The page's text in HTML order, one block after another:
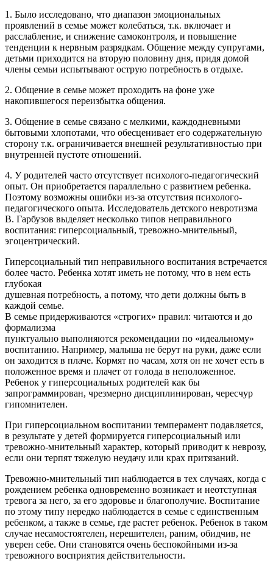
1. Было исследовано, что диапазон эмоциональных
проявлений в семье может колебаться, т.к. включает и
расслабление, и снижение самоконтроля, и повышение
тенденции к нервным разрядкам. Общение между супругами,
детьми приходится на вторую половину дня, придя домой
члены семьи испытывают острую потребность в отдыхе.
2. Общение в семье может проходить на фоне уже
накопившегося переизбытка общения.
3. Общение в семье связано с мелкими, каждодневными
бытовыми хлопотами, что обесценивает его содержательную
сторону т.к. ограничивается внешней результативностью при
внутренней пустоте отношений.
4. У родителей часто отсутствует психолого-педагогический
опыт. Он приобретается параллельно с развитием ребенка.
Поэтому возможны ошибки из-за отсутствия психолого-
педагогического опыта. Исследователь детского невротизма
В. Гарбузов выделяет несколько типов неправильного
воспитания: гиперсоциальный, тревожно-мнительный,
эгоцентрический.
Гиперсоциальный тип неправильного воспитания встречается
более часто. Ребенка хотят иметь не потому, что в нем есть
глубокая
душевная потребность, а потому, что дети должны быть в
каждой семье.
В семье придерживаются «строгих» правил: читаются и до
формализма
пунктуально выполняются рекомендации по «идеальному»
воспитанию. Например, малыша не берут на руки, даже если
он заходится в плаче. Кормят по часам, хотя он не хочет есть в
положенное время и плачет от голода в неположенное.
Ребенок у гиперсоциальных родителей как бы
запрограммирован, чрезмерно дисциплинирован, чересчур
гипомнителен.
При гиперсоциальном воспитании темперамент подавляется,
в результате у детей формируется гиперсоциальный или
тревожно-мнительный характер, который приводит к неврозу,
если они терпят тяжелую неудачу или крах притязаний.
Тревожно-мнительный тип наблюдается в тех случаях, когда с
рождением ребенка одновременно возникает и неотступная
тревога за него, за его здоровье и благополучие. Воспитание
по этому типу нередко наблюдается в семье с единственным
ребенком, а также в семье, где растет ребенок. Ребенок в таком
случае несамостоятелен, нерешителен, раним, обидчив, не
уверен себе. Они становятся очень беспокойными из-за
тревожного восприятия действительности.